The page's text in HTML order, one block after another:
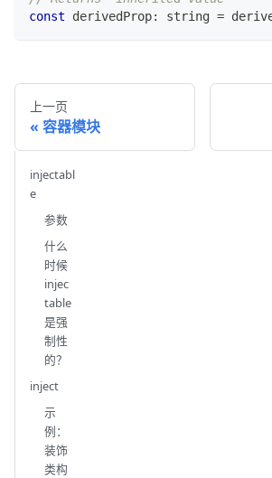
const derivedProp: string =
上一页
容器模块
injectabl
e
参数
什么
时候
injec
table
是强
制性
的？
inject
示
例：
装饰
类构